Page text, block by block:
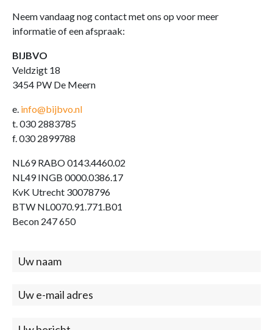
Neem vandaag nog contact met ons op voor meer
informatie of een afspraak:
BIJBVO
Veldzigt 18
3454 PW De Meern
e. info@bijbvo.nl
t. 030 2883785
f. 030 2899788
NL69 RABO 0143.4460.02
NL49 INGB 0000.0386.17
KvK Utrecht 30078796
BTW NL0070.91.771.B01
Becon 247 650
Contact